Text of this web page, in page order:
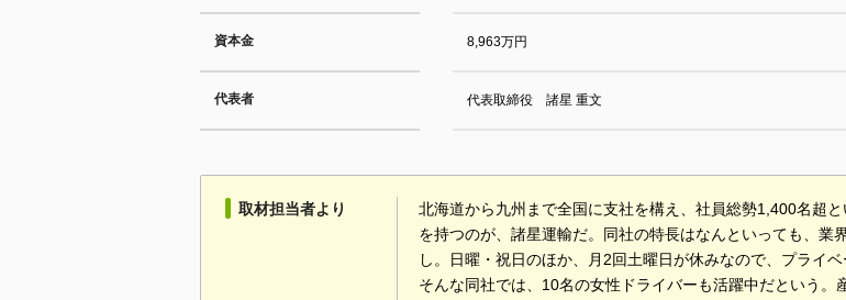
資本金 8,963万円
代表者 代表取締役 諸星 重文
取材担当者より
北海道から九州まで全国に支社を構え、社員総勢1,400名超
を持つのが、諸星運輸だ。同社の特長はなんといっても、業
し。日曜・祝日のほか、月2回土曜日が休みなので、プライ
そんな同社では、10名の女性ドライバーも活躍中だという